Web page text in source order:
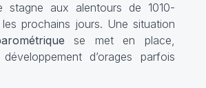
stagne aux alentours de 1010-
les prochains jours. Une situation
se met en place,
d’orages parfois